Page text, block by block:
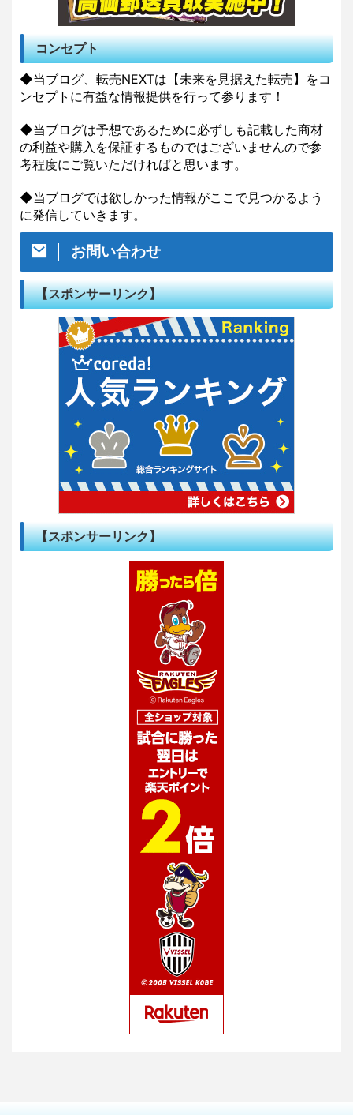
コンセプト
◆当ブログ、転売NEXTは【未来を見据えた転売】をコ
ンセプトに有益な情報提供を行って参ります！
◆当ブログは予想であるために必ずしも記載した商材
の利益や購入を保証するものではございませんので参
考程度にご覧いただければと思います。
◆当ブログでは欲しかった情報がここで見つかるよう
に発信していきます。
お問い合わせ
【スポンサーリンク】
【スポンサーリンク】